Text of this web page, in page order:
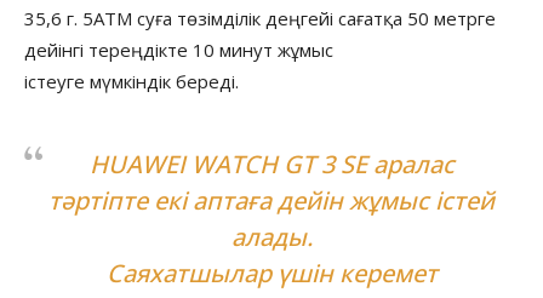
35,6 г. 5ATM суға төзімділік деңгейі сағатқа 50 метрге
дейінгі тереңдікте 10 минут жұмыс
істеуге мүмкіндік береді.
HUAWEI WATCH GT 3 SE аралас
тәртіпте екі аптаға дейін жұмыс істей
алады.
Саяхатшылар үшін керемет